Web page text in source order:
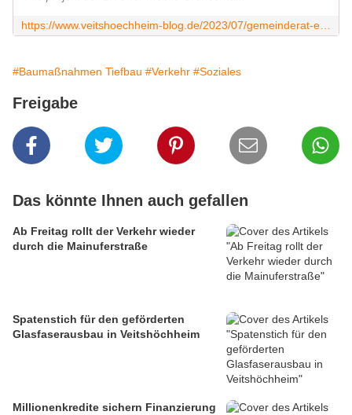
#Baumaßnahmen Tiefbau #Verkehr #Soziales
Freigabe
Das könnte Ihnen auch gefallen
Ab Freitag rollt der Verkehr wieder
durch die Mainuferstraße
Spatenstich für den geförderten
Glasfaserausbau in Veitshöchheim
Millionenkredite sichern Finanzierung